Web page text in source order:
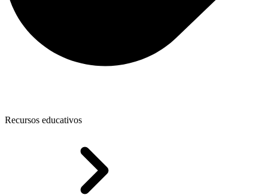
Recursos educativos